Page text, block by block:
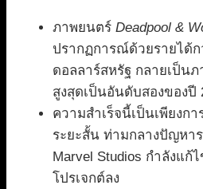
ภาพยนตร์ Deadpool &
ปรากฏการณ์ด้วยรายได้
ดอลลาร์สหรัฐ กลายเป็น
สูงสุดเป็นอันดับสองของปี
ความสำเร็จนี้เป็นเพียงก
ระยะสั้น ท่ามกลางปัญหา
Marvel Studios กำลังแ
โปรเจกต์ลง